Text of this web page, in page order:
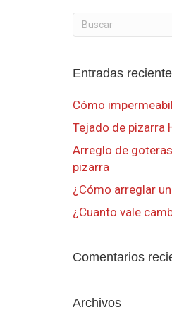
Entradas
Cómo
Tejado de pizarra
Arreglo de
pizarra
¿Cómo arreglar
¿Cuanto vale
Comentarios
Archivos